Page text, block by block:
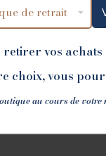
retirer vos
choix, vous
au cours de